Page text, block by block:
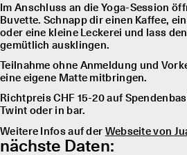
Im Anschluss an die Yoga-Session
Buvette. Schnapp dir einen Kaffee,
oder eine kleine Leckerei und lass
gemütlich ausklingen.
Teilnahme ohne Anmeldung und
eine eigene Matte mitbringen.
Richtpreis CHF 15-20 auf
Twint oder in bar.
Weitere Infos auf der Webseite von
nächste Daten: